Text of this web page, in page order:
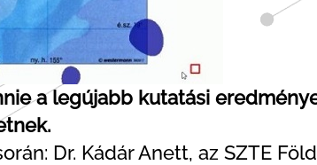
a legújabb kutatási
Dr. Kádár Anett, az SZTE